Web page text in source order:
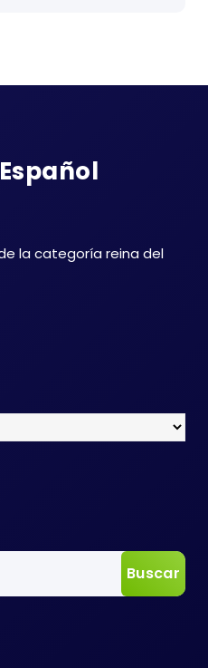
la categoría reina del